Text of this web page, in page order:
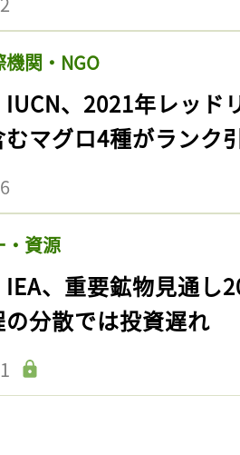
関・NGO
IUCN、2021年レッ
むマグロ4種がランク
・資源
IEA、重要鉱物見通
分散では投資遅れ